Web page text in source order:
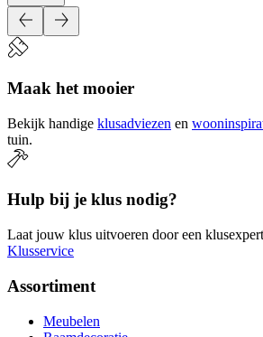
Maak het mooier
Bekijk handige klusadviezen en
tuin.
Hulp bij je klus nodig?
Laat jouw klus uitvoeren door een
Klusservice
Assortiment
Meubelen